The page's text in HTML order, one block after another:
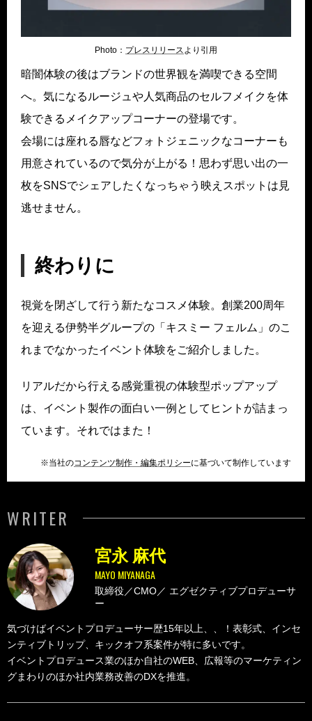
Photo： プレスリリースより引用
暗闇体験の後はブランドの世界観を満喫できる空間
へ。気になるルージュや人気商品のセルフメイクを体
験できるメイクアップコーナーの登場です。
会場には座れる唇などフォトジェニックなコーナーも
用意されているので気分が上がる！思わず思い出の一
枚をSNSでシェアしたくなっちゃう映えスポットは見
逃せません。
終わりに
視覚を閉ざして行う新たなコスメ体験。創業200周年
を迎える伊勢半グループの「キスミー フェルム」のこ
れまでなかったイベント体験をご紹介しました。
リアルだから行える感覚重視の体験型ポップアップ
は、イベント製作の面白い一例としてヒントが詰まっ
ています。それではまた！
※当社のコンテンツ制作・編集ポリシーに基づいて制作しています
WRITER
MAYO MIYANAGA
宮永 麻代
取締役／CMO／ エグゼクティブプロデューサ
ー
気づけばイベントプロデューサー歴15年以上、、！表彰式、インセ
ンティブトリップ、キックオフ系案件が特に多いです。
イベントプロデュース業のほか自社のWEB、広報等のマーケティン
グまわりのほか社内業務改善のDXを推進。